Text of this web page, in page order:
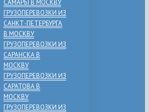
САМАРЫ В МОСКВУ
ГРУЗОПЕРЕВОЗКИ ИЗ
САНКТ-ПЕТЕРБУРГА
В МОСКВУ
ГРУЗОПЕРЕВОЗКИ ИЗ
САРАНСКА В
МОСКВУ
ГРУЗОПЕРЕВОЗКИ ИЗ
САРАТОВА В
МОСКВУ
ГРУЗОПЕРЕВОЗКИ ИЗ